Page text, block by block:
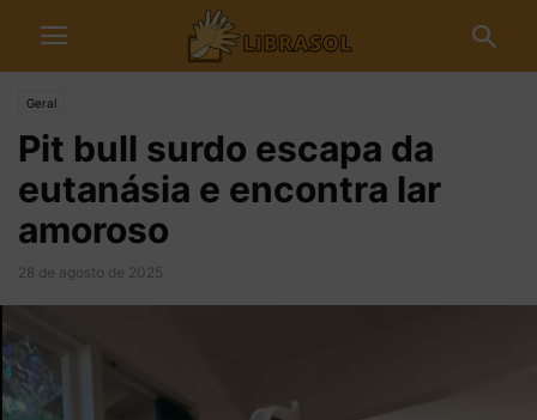
Geral
Pit bull surdo escapa da
eutanásia e encontra lar
amoroso
28 de agosto de 2025